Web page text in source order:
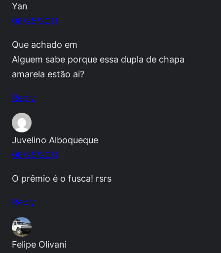
Yan
08/25/2011
Que achado em
Alguem sabe porque essa dupla de chapa
amarela estão ai?
Reply
Juvelino Alboqueque
08/25/2011
O prêmio é o fusca! rsrs
Reply
Felipe Olivani